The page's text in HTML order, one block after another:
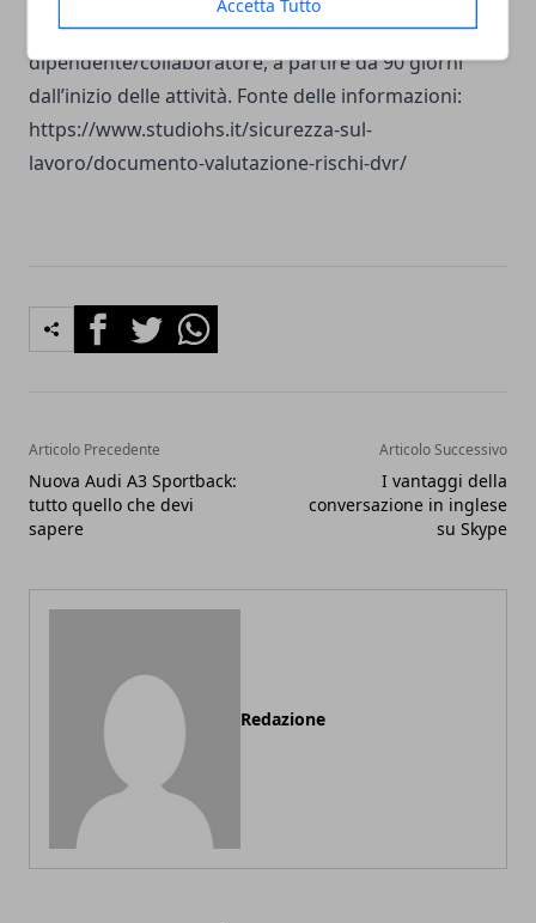
Accetta Tutto
imprenditoriale con almeno 1
dipendente/collaboratore, a partire da 90 giorni
dall’inizio delle attività. Fonte delle informazioni:
https://www.studiohs.it/sicurezza-sul-
lavoro/documento-valutazione-rischi-dvr/
FacebookTwitterWhatsapp
Articolo Precedente
Nuova Audi A3 Sportback:
tutto quello che devi
sapere
Articolo Successivo
I vantaggi della
conversazione in inglese
su Skype
Redazione